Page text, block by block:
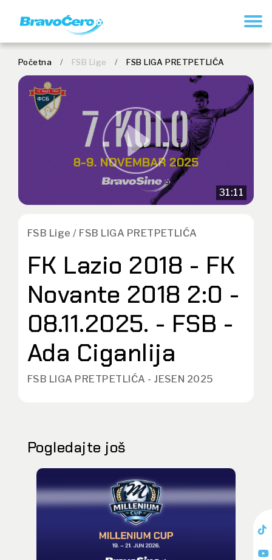
Početna / FSB Lige / FSB LIGA PRETPETLIĆA
31:11
FSB Lige / FSB LIGA PRETPETLIĆA
FK Lazio 2018 - FK
Novante 2018 2:0 -
08.11.2025. - FSB -
Ada Ciganlija
FSB LIGA PRETPETLIĆA - JESEN 2025
Pogledajte još